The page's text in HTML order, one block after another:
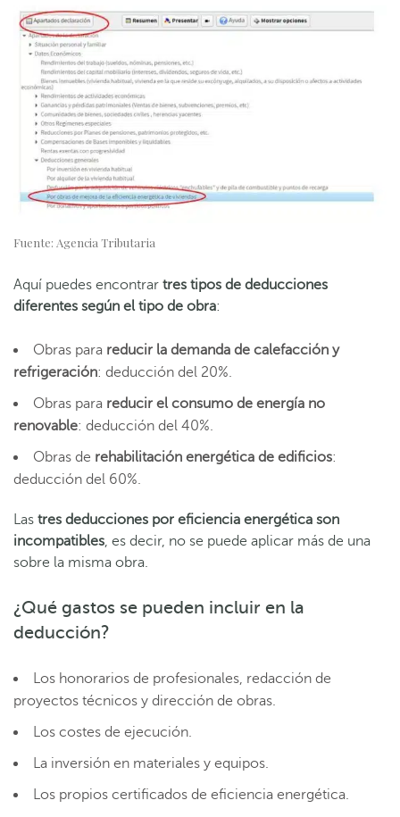
Fuente: Agencia Tributaria
Aquí puedes encontrar tres tipos de deducciones
diferentes según el tipo de obra:
Obras para reducir la demanda de calefacción y
refrigeración: deducción del 20%.
Obras para reducir el consumo de energía no
renovable: deducción del 40%.
Obras de rehabilitación energética de edificios:
deducción del 60%.
Las tres deducciones por eficiencia energética son
incompatibles, es decir, no se puede aplicar más de una
sobre la misma obra.
¿Qué gastos se pueden incluir en la
deducción?
Los honorarios de profesionales, redacción de
proyectos técnicos y dirección de obras.
Los costes de ejecución.
La inversión en materiales y equipos.
Los propios certificados de eficiencia energética.